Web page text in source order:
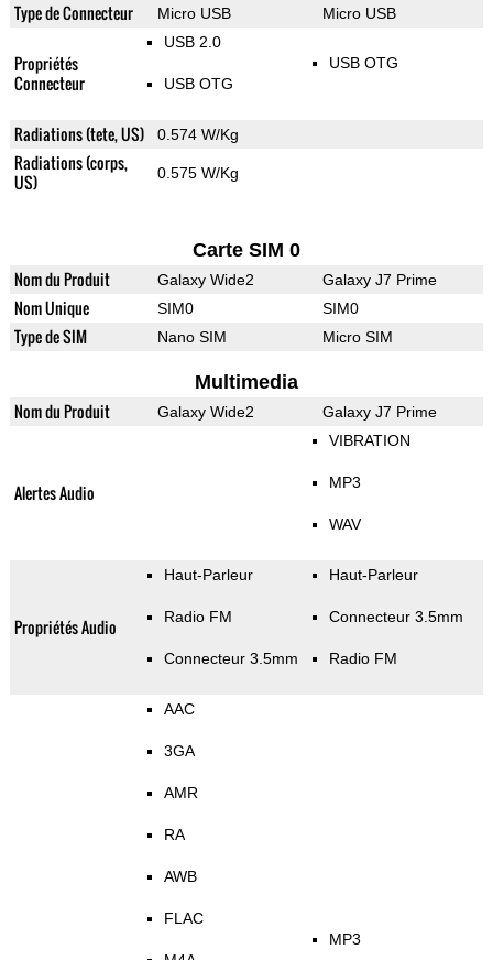
Type de Connecteur Micro USB Micro USB
Propriétés
Connecteur
USB 2.0
USB OTG
USB OTG
Radiations (tete, US) 0.574 W/Kg
Radiations (corps,
US)
0.575 W/Kg
Carte SIM 0
Nom du Produit Galaxy Wide2 Galaxy J7 Prime
Nom Unique SIM0 SIM0
Type de SIM Nano SIM Micro SIM
Multimedia
Nom du Produit Galaxy Wide2 Galaxy J7 Prime
Alertes Audio
VIBRATION
MP3
WAV
Propriétés Audio
Haut-Parleur
Radio FM
Connecteur 3.5mm
Haut-Parleur
Connecteur 3.5mm
Radio FM
AAC
3GA
AMR
RA
AWB
FLAC
MP3